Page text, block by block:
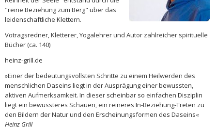
"reine Beziehung zum Berg" über das
leidenschaftliche Klettern.
Votragsredner, Kletterer, Yogalehrer und Autor zahlreicher spirituelle
Bücher (ca. 140)
heinz-grill.de
»Einer der bedeutungsvollsten Schritte zu einem Heilwerden des
menschlichen Daseins liegt in der Ausprägung einer bewussten,
aktiven Aufmerksamkeit. In dieser scheinbar so einfachen Disziplin
liegt ein bewussteres Schauen, ein reineres In-Beziehung-Treten zu
den Bildern der Natur und den Erscheinungsformen des Daseins«
Heinz Grill